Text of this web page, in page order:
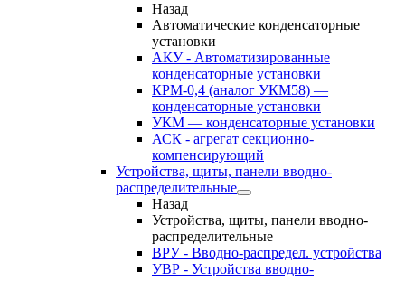
Назад
Автоматические конденсаторные
установки
АКУ - Автоматизированные
конденсаторные установки
КРМ-0,4 (аналог УКМ58) —
конденсаторные установки
УКМ — конденсаторные установки
АСК - агрегат секционно-
компенсирующий
Устройства, щиты, панели вводно-
распределительные
Назад
Устройства, щиты, панели вводно-
распределительные
ВРУ - Вводно-распредел. устройства
УВР - Устройства вводно-